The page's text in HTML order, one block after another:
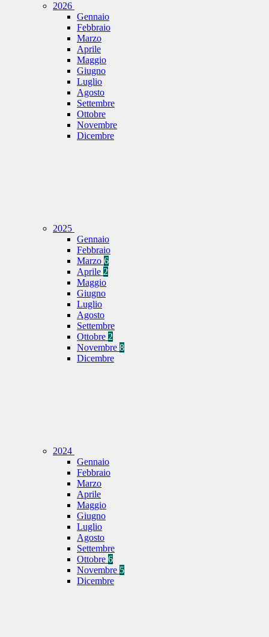
2026
Gennaio
Febbraio
Marzo
Aprile
Maggio
Giugno
Luglio
Agosto
Settembre
Ottobre
Novembre
Dicembre
2025
Gennaio
Febbraio
Marzo 6
Aprile 2
Maggio
Giugno
Luglio
Agosto
Settembre
Ottobre 2
Novembre 8
Dicembre
2024
Gennaio
Febbraio
Marzo
Aprile
Maggio
Giugno
Luglio
Agosto
Settembre
Ottobre 6
Novembre 5
Dicembre